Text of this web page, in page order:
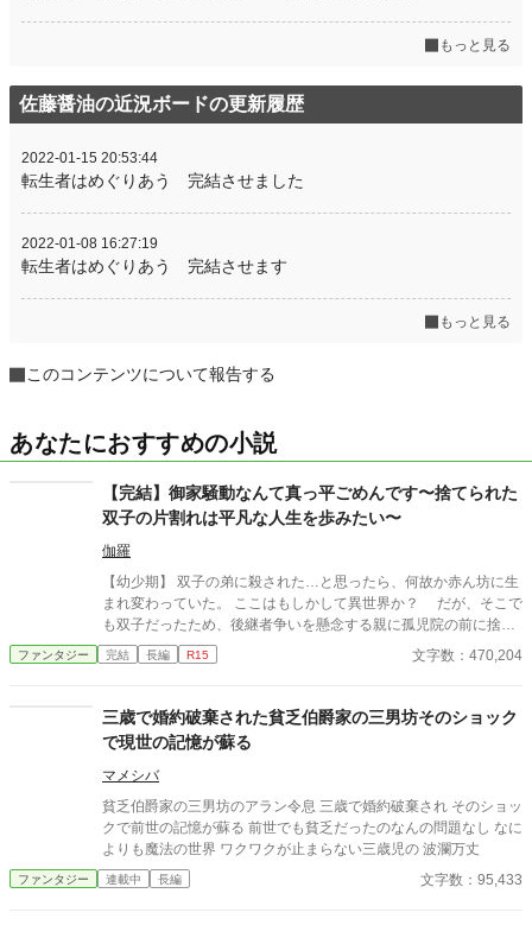
もっと見る
佐藤醤油の近況ボードの更新履歴
2022-01-15 20:53:44
転生者はめぐりあう 完結させました
2022-01-08 16:27:19
転生者はめぐりあう 完結させます
もっと見る
このコンテンツについて報告する
あなたにおすすめの小説
【完結】御家騒動なんて真っ平ごめんです〜捨てられた
双子の片割れは平凡な人生を歩みたい〜
伽羅
【幼少期】 双子の弟に殺された…と思ったら、何故か赤ん坊に生
まれ変わっていた。 ここはもしかして異世界か？ だが、そこで
も双子だったため、後継者争いを懸念する親に孤児院の前に捨て
られてしまう。 ようやく里親が見つかり、平和に暮らせると思っ
ていたが…。 【学院期】 学院に通い出すとそこには双子の片割れ
学院生活を送っていたが、何故かエドワード王子の影武者をする
事になり…。
ファンタジー 完結 長編 R15 文字数：470,204
三歳で婚約破棄された貧乏伯爵家の三男坊そのショック
で現世の記憶が蘇る
マメシバ
貧乏伯爵家の三男坊のアラン令息 三歳で婚約破棄され そのショッ
クで前世の記憶が蘇る 前世でも貧乏だったのなんの問題なし なに
よりも魔法の世界 ワクワクが止まらない三歳児の 波瀾万丈
ファンタジー 連載中 長編 文字数：95,433